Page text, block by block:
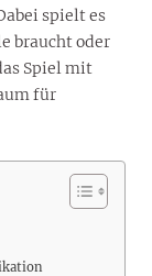
spielt es
braucht oder
Spiel mit
für